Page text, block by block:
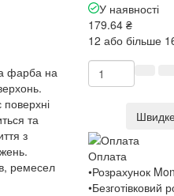
фарба на
та
з
ремесел
У наявності
179.64 ₴
12 або більше
Оплата
•Розрахунок
•Безготівковий